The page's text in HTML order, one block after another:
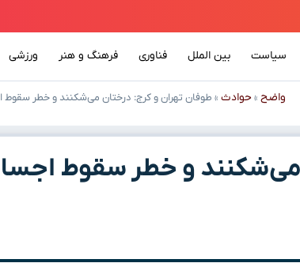
سیاست بین الملل فناوری فرهنگ و هنر ورزشی
واضح » حوادث » طوفان تهران و کرج: درختان می‌شکنند و خطر
می‌شکنند و خطر سقوط